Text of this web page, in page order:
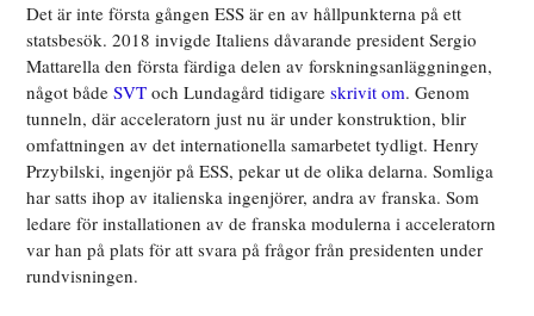
Det är inte första gången ESS är en av hållpunkterna på ett
statsbesök. 2018 invigde Italiens dåvarande president Sergio
Mattarella den första färdiga delen av forskningsanläggningen,
något bådeSVT och Lundagård tidigareskrivit om. Genom
tunneln, där acceleratorn just nu är under konstruktion, blir
omfattningen av det internationella samarbetet tydligt. Henry
Przybilski, ingenjör på ESS, pekar ut de olika delarna. Somliga
har satts ihop av italienska ingenjörer, andra av franska. Som
ledare för installationen av de franska modulerna i acceleratorn
var han på plats för att svara på frågor från presidenten under
rundvisningen.